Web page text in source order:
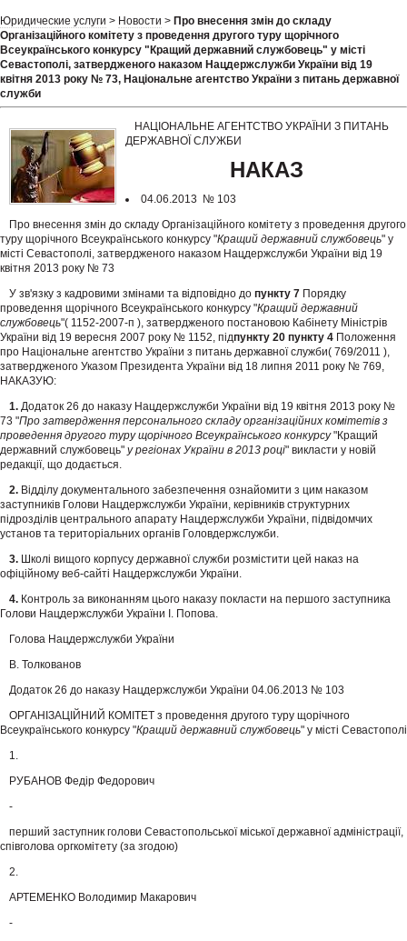
Юридические услуги > Новости > Про внесення змін до складу
Організаційного комітету з проведення другого туру щорічного
Всеукраїнського конкурсу "Кращий державний службовець" у місті
Севастополі, затвердженого наказом Нацдержслужби України від 19
квітня 2013 року № 73, Національне агентство України з питань державної
служби
НАЦІОНАЛЬНЕ АГЕНТСТВО УКРАЇНИ З ПИТАНЬ
ДЕРЖАВНОЇ СЛУЖБИ
НАКАЗ
04.06.2013 № 103
Про внесення змін до складу Організаційного комітету з проведення другого
туру щорічного Всеукраїнського конкурсу "Кращий державний службовець" у
місті Севастополі, затвердженого наказом Нацдержслужби України від 19
квітня 2013 року № 73
У зв'язку з кадровими змінами та відповідно до пункту 7 Порядку
проведення щорічного Всеукраїнського конкурсу "Кращий державний
службовець"( 1152-2007-п ), затвердженого постановою Кабінету Міністрів
України від 19 вересня 2007 року № 1152, підпункту 20 пункту 4 Положення
про Національне агентство України з питань державної служби( 769/2011 ),
затвердженого Указом Президента України від 18 липня 2011 року № 769,
НАКАЗУЮ:
1. Додаток 26 до наказу Нацдержслужби України від 19 квітня 2013 року №
73 "Про затвердження персонального складу організаційних комітетів з
проведення другого туру щорічного Всеукраїнського конкурсу"Кращий
державний службовець" у регіонах України в 2013 році" викласти у новій
редакції, що додається.
2. Відділу документального забезпечення ознайомити з цим наказом
заступників Голови Нацдержслужби України, керівників структурних
підрозділів центрального апарату Нацдержслужби України, підвідомчих
установ та територіальних органів Головдержслужби.
3. Школі вищого корпусу державної служби розмістити цей наказ на
офіційному веб-сайті Нацдержслужби України.
4. Контроль за виконанням цього наказу покласти на першого заступника
Голови Нацдержслужби України І. Попова.
Голова Нацдержслужби України
В. Толкованов
Додаток 26 до наказу Нацдержслужби України 04.06.2013 № 103
ОРГАНІЗАЦІЙНИЙ КОМІТЕТ з проведення другого туру щорічного
Всеукраїнського конкурсу "Кращий державний службовець" у місті Севастополі
1.
РУБАНОВ Федір Федорович
-
перший заступник голови Севастопольської міської державної адміністрації,
співголова оргкомітету (за згодою)
2.
АРТЕМЕНКО Володимир Макарович
-